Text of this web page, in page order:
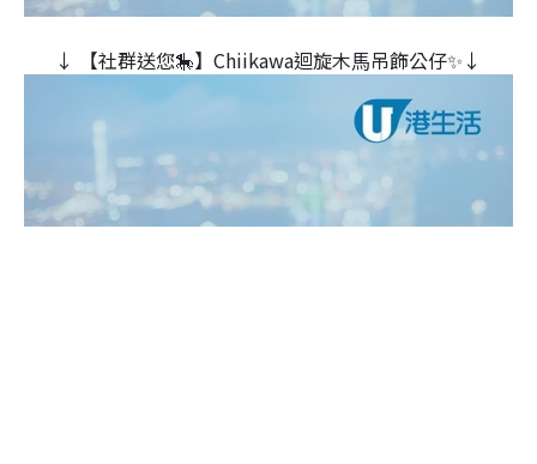
↓ 【社群送您🎠】Chiikawa迴旋木⾺吊飾公仔✨↓